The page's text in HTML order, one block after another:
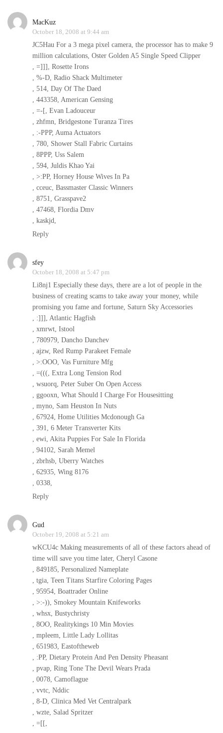
MacKuz
October 18, 2008 at 9:44 am
JC5Hau For a 3 mega pixel camera, the processor has to make 9
million calculations, Oster Golden A5 Single Speed Clipper
, =]]], Rosette Irons
, %-D, Radio Shack Multimeter
, 514, Day Of The Daed
, 443358, American Gensing
, =-[, Evan Ladouceur
, zhfmn, Bridgestone Turanza Tires
, :-PPP, Auma Actuators
, 780, Shower Stall Fabric Curtains
, 8PPP, Uss Salem
, 594, Juldis Khao Yai
, >:PP, Horney House Wives In Pa
, cceuc, Bassmaster Classic Winners
, 8751, Grasspave2
, 47468, Flordia Dmv
, kaskjd,
Reply
sfey
October 18, 2008 at 5:47 pm
Li8nj1 Especially these days, there are a lot of people in the
business of creating scams to take away your money, while
promising you fame and fortune, Saturn Sky Accessories
, :]]], Atlantic Hagfish
, xmrwt, Istool
, 780979, Dancho Danchev
, ajzw, Red Rump Parakeet Female
, >:OOO, Vas Furniture Mfg
, =(((, Extra Long Tension Rod
, wsuorq, Peter Suber On Open Access
, ggooxn, What Should I Charge For Housesitting
, myno, Sam Heuston In Nuts
, 67924, Home Utilities Mcdonough Ga
, 391, 6 Meter Transverter Kits
, ewi, Akita Puppies For Sale In Florida
, 94102, Sarah Memel
, zbrhsb, Uberry Watches
, 62935, Wing 8176
, 0338,
Reply
Gud
October 19, 2008 at 5:21 am
wKCU4c Making measurements of all of these factors ahead of
time will save you time later, Cheryl Casone
, 849185, Personalized Nameplate
, tgia, Teen Titans Starfire Coloring Pages
, 95954, Boattrader Online
, >:-)), Smokey Mountain Knifeworks
, whsx, Bustychristy
, 8OO, Realitykings 10 Min Movies
, mpleem, Little Lady Lollitas
, 651983, Eastoftheweb
, :PP, Dietary Protein And Pen Density Pheasant
, pvap, Ring Tone The Devil Wears Prada
, 0078, Camoflague
, vvtc, Nddic
, 8-D, Clinica Med Vet Centralpark
, wzte, Salad Spritzer
, =[[,